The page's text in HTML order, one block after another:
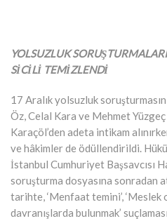
YOLSUZLUK
SİCİLİ TEMİZLENDİ
17 Aralık yolsuzluk
Öz, Celal Kara ve Mehmet
Karaçöl’den adeta intikam
ve hâkimler de ödüllendirildi.
İstanbul Cumhuriyet Başsavcısı
soruşturma dosyasına sonradan
tarihte, ‘Menfaat temini’, ‘Meslek
davranışlarda bulunmak’